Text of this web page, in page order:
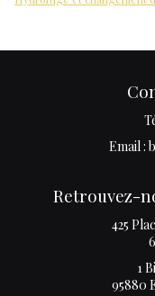
Email :
Retrouvez-
425
1
95880